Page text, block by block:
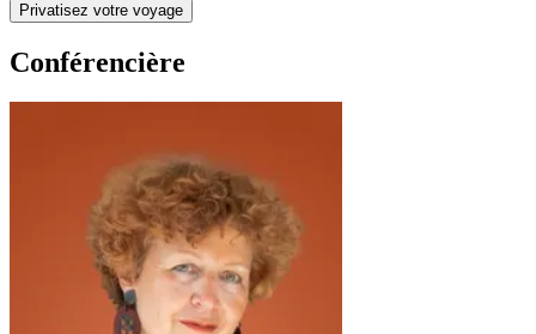
Privatisez votre voyage
Conférencière